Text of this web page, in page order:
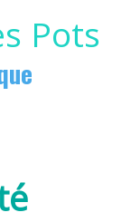
Pots